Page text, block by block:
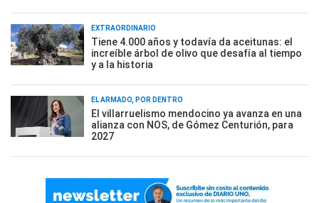
EXTRAORDINARIO
Tiene 4.000 años y todavía da aceitunas: el
increíble árbol de olivo que desafía al tiempo
y a la historia
EL ARMADO, POR DENTRO
El villarruelismo mendocino ya avanza en una
alianza con NOS, de Gómez Centurión, para
2027